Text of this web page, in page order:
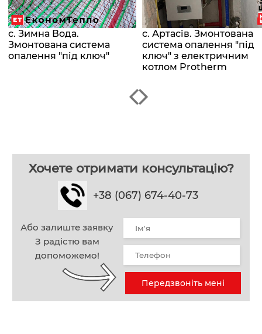
с. Зимна Вода.
Змонтована система
опалення "під ключ"
с. Артасів. Змонтована
система опалення "під
ключ" з електричним
котлом Protherm
Хочете отримати консультацію?
+38 (067) 674-40-73
Або залиште заявку
З радістю вам
допоможемо!
Передзвоніть мені